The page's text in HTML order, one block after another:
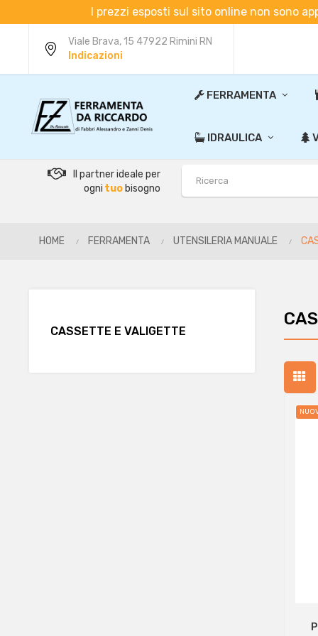
I prezzi esposti sul sito online non sono
Viale Brava, 15 47922 Rimini RN
Indicazioni
FERRAMENTA
IDRAULICA
Il partner ideale per
ogni tuo bisogno
HOME FERRAMENTA UTENSILERIA MANUALE
CASSETTE E VALIGETTE